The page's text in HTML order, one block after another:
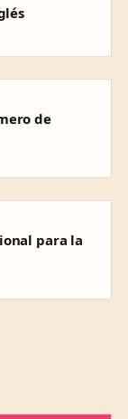
de
para la